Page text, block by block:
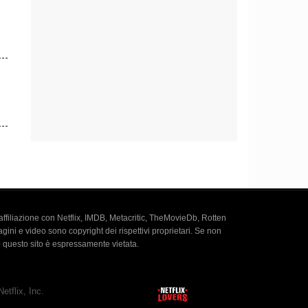
con Netflix, IMDB, Metacritic, TheMovieDb, Rotten
e video sono copyright dei rispettivi proprietari. Se non
sito è espressamente vietata.
Inc.